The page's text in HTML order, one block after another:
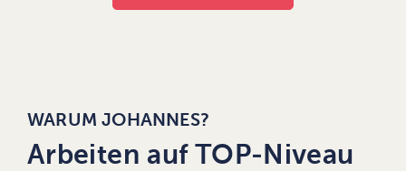
WARUM JOHANNES?
Arbeiten auf TOP-Niveau